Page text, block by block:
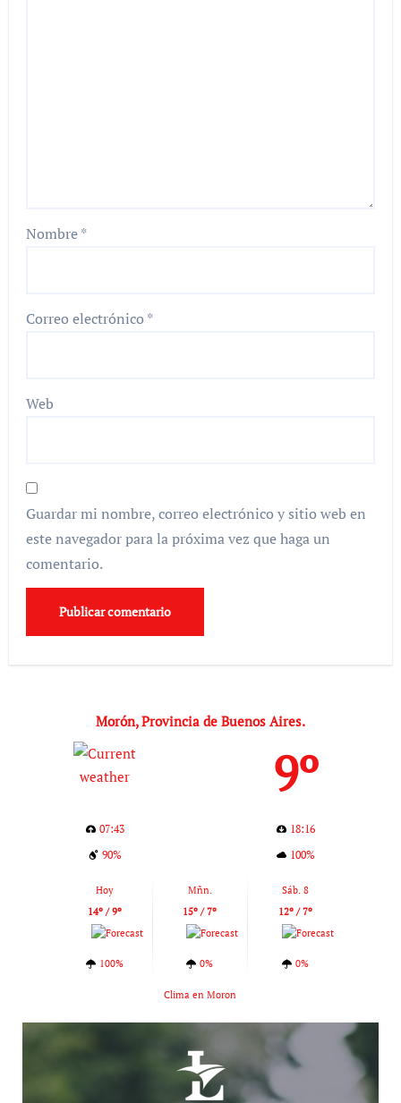
Nombre*
Correo electrónico *
Web
Guardar mi nombre, correo electrónico y sitio web en
este navegador para la próxima vez que haga un
comentario.
Morón, Provincia de Buenos Aires.
9º
07:43
18:16
90%
100%
Hoy
14º / 9º
100%
Mñn.
15º / 7º
0%
Sáb. 8
12º / 7º
0%
Clima en Moron